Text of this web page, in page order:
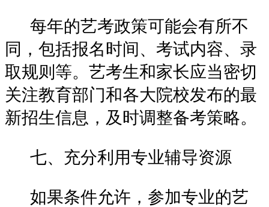
每年的艺考政策可能会有所不
同，包括报名时间、考试内容、录
取规则等。艺考生和家长应当密切
关注教育部门和各大院校发布的最
新招生信息，及时调整备考策略。
七、充分利用专业辅导资源
如果条件允许，参加专业的艺